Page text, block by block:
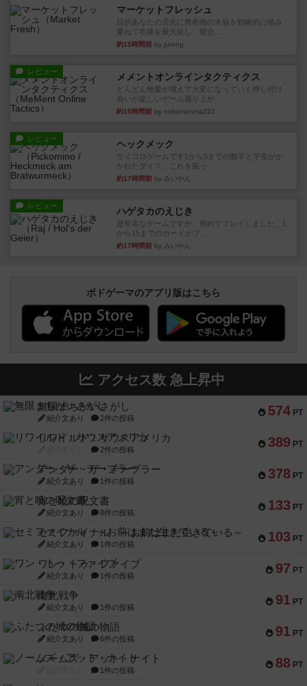
マーケットフレッシュ
目的あなたの店先に農産物の木箱を戦略的に積み
重ねて在庫を最大化し、競合...
約15時間前 by jurong
レビュー メメントオンラインタクティクス
どんどん物量が増えて大変になっていく押し付け
合いが楽しいゲーム盛り上が...
約15時間前 by nekomanma222
レビュー ヘックメック
サイコロゲームです1から5までの数字と芋虫がか
かれたダイス。これを振っ...
約17時間前 by みいやん
レビュー ハゲタカのえじき
超有名なゲームですが、初めてプレイしました。1
から15までのカードがプ...
約17時間前 by みいやん
ボドゲーマのアプリ版はこちら
アクセス数 急上昇中
574 PT
無限まちがいさがし
紹介文あり 2件の投稿
389 PT
リワイルド：サウスアメリカ
2件の投稿
378 PT
アンダー・ザ・テーブラー
紹介文あり 1件の投稿
133 PT
宵と暁の呪文書
紹介文あり 8件の投稿
103 PT
セミファイナル ～お前はまだ生きている～
紹介文あり 1件の投稿
97 PT
ワン・トゥ・ファイブ
紹介文あり 1件の投稿
91 PT
南北戦争
紹介文あり 1件の投稿
91 PT
ふたつの城の物語
紹介文あり 6件の投稿
88 PT
ノームズ・アット・ナイト
1件の投稿